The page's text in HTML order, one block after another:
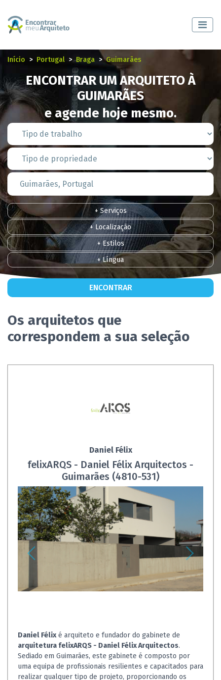
Início Portugal Braga Guimarães
ENCONTRAR UM ARQUITETO À
GUIMARÃES
e agende hoje mesmo.
+ Serviços
+ Localização
+ Estilos
+ Língua
ENCONTRAR
Os arquitetos que
correspondem a sua seleção
Daniel Félix
felixARQS - Daniel Félix Arquitectos -
Guimarães (4810-531)
Daniel Félixé arquiteto e fundador do gabinete de
arquitetura felixARQS - Daniel Félix Arquitectos.
Sediado em Guimarães, este gabinete é composto por
uma equipa de profissionais resilientes e capacitados para
realizar qualquer tipo de projeto, proporcionando os